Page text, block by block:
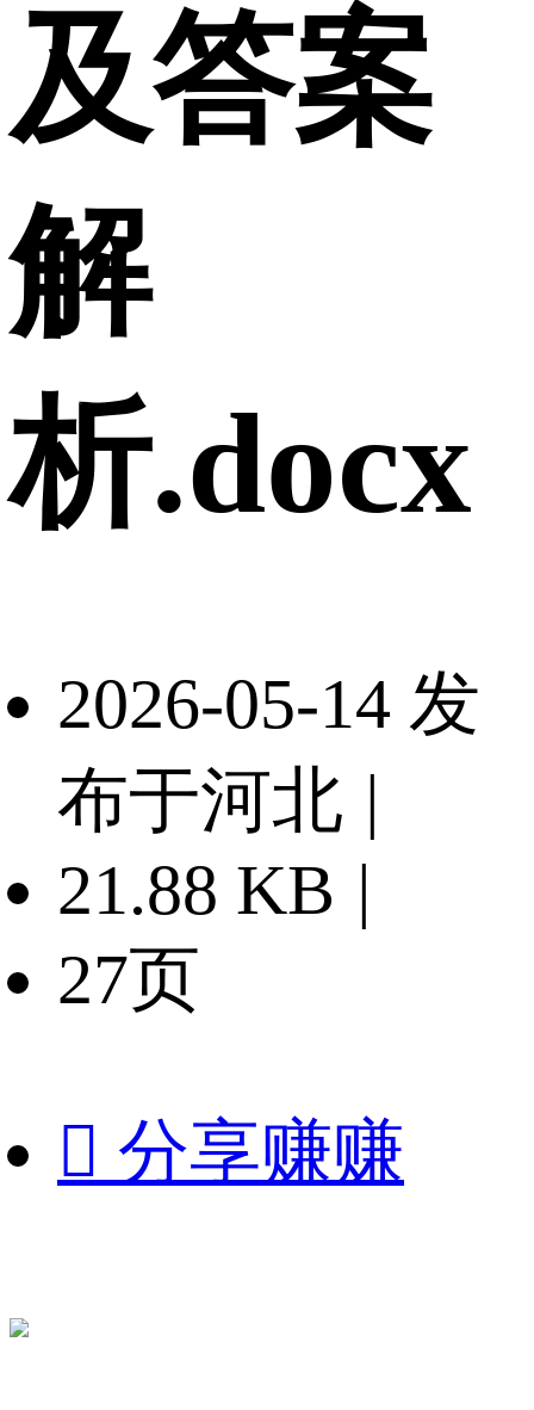
及答案
解
析.docx
2026-05-14 发
布于河北 |
21.88 KB |
27页
 分享赚赚